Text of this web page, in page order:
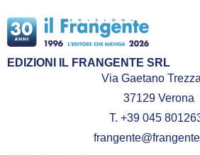
EDIZIONI IL FRANGENTE SRL
Via Gaetano
37129 Verona
T. +39 045